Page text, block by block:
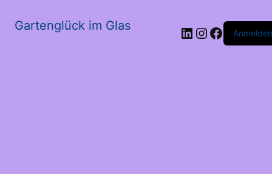
Gartenglück im Glas LinkedIn
Instagram
Anmelden